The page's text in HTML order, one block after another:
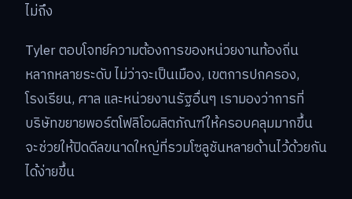
ไม่ถึง
Tyler ตอบโจทย์ความต้องการของหน่วยงานท้องถิ่น
หลากหลายระดับ ไม่ว่าจะเป็นเมือง, เขตการปกครอง,
โรงเรียน, ศาล และหน่วยงานรัฐอื่นๆ เรามองว่าการที่
บริษัทขยายพอร์ตโฟลิโอผลิตภัณฑ์ให้ครอบคลุมมากขึ้น
จะช่วยให้ปิดดีลขนาดใหญ่ที่รวมโซลูชันหลายด้านไว้ด้วยกัน
ได้ง่ายขึ้น